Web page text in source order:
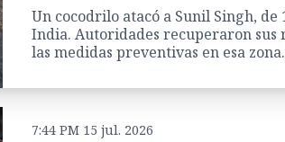
Un cocodrilo atacó a Sunil Singh, de
India. Autoridades recuperaron sus
las medidas preventivas en esa zona.
7:44 PM 15 jul. 2026